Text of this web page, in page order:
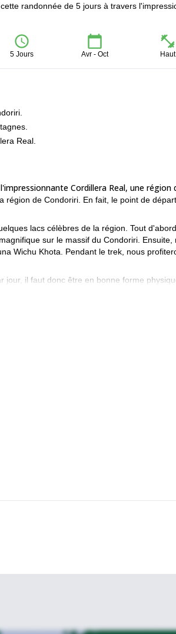
randonnée de 5 jours à travers
5 Jours Avr - Oct Haut
Real.
Cordillera Real, une région
région de Condoriri. En fait, le point de
lacs célèbres de la région. Tout
sur le massif du Condoriri.
Wichu Khota. Pendant le trek, nous
il faut donc être en bonne forme
de randonnée de 5 jours en Bolivie ?